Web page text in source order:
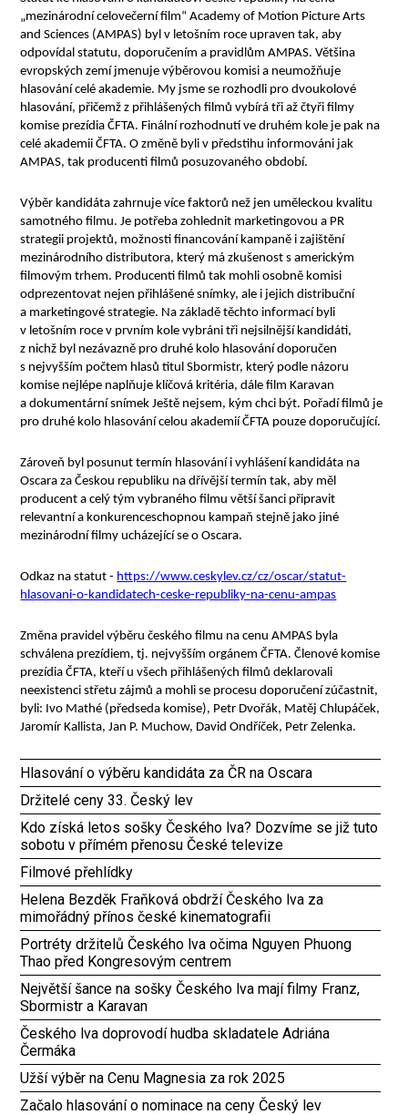
„mezinárodní celovečerní film“ Academy of Motion Picture Arts
and Sciences (AMPAS) byl v letošním roce upraven tak, aby
odpovídal statutu, doporučením a pravidlům AMPAS. Většina
evropských zemí jmenuje výběrovou komisi a neumožňuje
hlasování celé akademie. My jsme se rozhodli pro dvoukolové
hlasování, přičemž z přihlášených filmů vybírá tři až čtyři filmy
komise prezídia ČFTA. Finální rozhodnutí ve druhém kole je pak na
celé akademii ČFTA. O změně byli v předstihu informováni jak
AMPAS, tak producenti filmů posuzovaného období.
Výběr kandidáta zahrnuje více faktorů než jen uměleckou kvalitu
samotného filmu. Je potřeba zohlednit marketingovou a PR
strategii projektů, možnosti financování kampaně i zajištění
mezinárodního distributora, který má zkušenost s americkým
filmovým trhem. Producenti filmů tak mohli osobně komisi
odprezentovat nejen přihlášené snímky, ale i jejich distribuční
a marketingové strategie. Na základě těchto informací byli
v letošním roce v prvním kole vybráni tři nejsilnější kandidáti,
z nichž byl nezávazně pro druhé kolo hlasování doporučen
s nejvyšším počtem hlasů titul Sbormistr, který podle názoru
komise nejlépe naplňuje klíčová kritéria, dále film Karavan
a dokumentární snímek Ještě nejsem, kým chci být. Pořadí filmů je
pro druhé kolo hlasování celou akademií ČFTA pouze doporučující.
Zároveň byl posunut termín hlasování i vyhlášení kandidáta na
Oscara za Českou republiku na dřívější termín tak, aby měl
producent a celý tým vybraného filmu větší šanci připravit
relevantní a konkurenceschopnou kampaň stejně jako jiné
mezinárodní filmy ucházející se o Oscara.
Odkaz na statut - https://www.ceskylev.cz/cz/oscar/statut-
hlasovani-o-kandidatech-ceske-republiky-na-cenu-ampas
Změna pravidel výběru českého filmu na cenu AMPAS byla
schválena prezídiem, tj. nejvyšším orgánem ČFTA. Členové komise
prezídia ČFTA, kteří u všech přihlášených filmů deklarovali
neexistenci střetu zájmů a mohli se procesu doporučení zúčastnit,
byli: Ivo Mathé (předseda komise), Petr Dvořák, Matěj Chlupáček,
Jaromír Kallista, Jan P. Muchow, David Ondříček, Petr Zelenka.
Hlasování o výběru kandidáta za ČR na Oscara
Držitelé ceny 33. Český lev
Kdo získá letos sošky Českého lva? Dozvíme se již tuto
sobotu v přímém přenosu České televize
Filmové přehlídky
Helena Bezděk Fraňková obdrží Českého lva za
mimořádný přínos české kinematografii
Portréty držitelů Českého lva očima Nguyen Phuong
Thao před Kongresovým centrem
Největší šance na sošky Českého lva mají filmy Franz,
Sbormistr a Karavan
Českého lva doprovodí hudba skladatele Adriána
Čermáka
Užší výběr na Cenu Magnesia za rok 2025
Začalo hlasování o nominace na ceny Český lev